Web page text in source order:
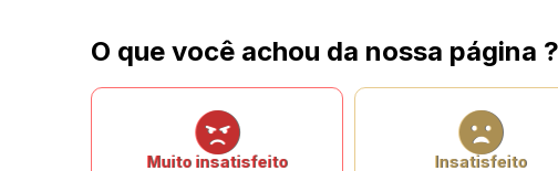
O que você achou da nossa página ?
Muito insatisfeito Insatisfeito